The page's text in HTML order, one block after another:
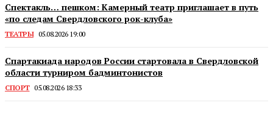
Спектакль… пешком: Камерный театр приглашает в путь
«по следам Свердловского рок-клуба»
ТЕАТРЫ 05.08.2026 19:00
Спартакиада народов России стартовала в Свердловской
области турниром бадминтонистов
СПОРТ 05.08.2026 18:33